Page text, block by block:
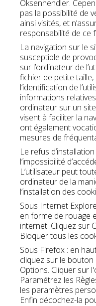
Oksenhendler.
pas la possibilité de
ainsi visités, et
responsabilité de ce
La navigation sur le
susceptible de
sur l’ordinateur de
fichier de petite
l’identification de
informations
ordinateur sur un
visent à faciliter la
ont également
mesures de
Le refus
l’impossibilité
L’utilisateur peut
ordinateur de la
l’installation des
Sous Internet
en forme de rouage
internet. Cliquez sur
Bloquer tous les
Sous Firefox : en
cliquez sur le
Options. Cliquer sur
Paramétrez les
les paramètres
Enfin décochez-la